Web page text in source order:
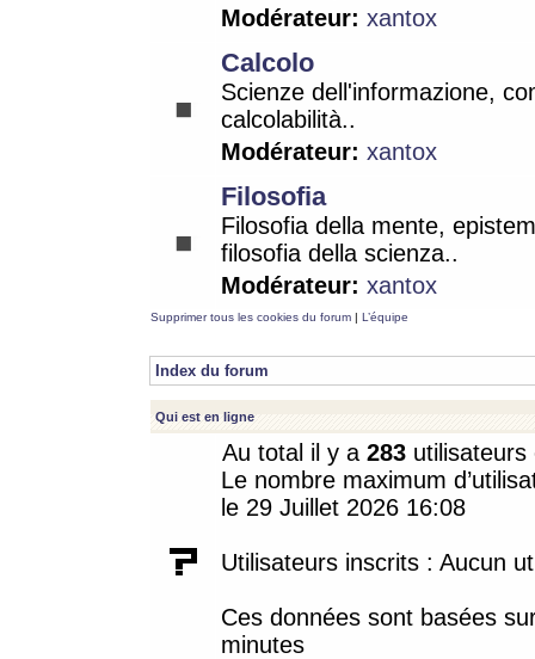
Modérateur: xantox
Calcolo
Scienze dell'informazione,
calcolabilità..
Modérateur: xantox
Filosofia
Filosofia della mente,
filosofia della scienza..
Modérateur: xantox
Supprimer tous les cookies du forum | L’équipe
Index du forum
Qui est en ligne
Au total il y a 283
Le nombre maximum
le 29 Juillet 2026 16:08
Utilisateurs inscrits : Aucun
Ces données sont basées
minutes